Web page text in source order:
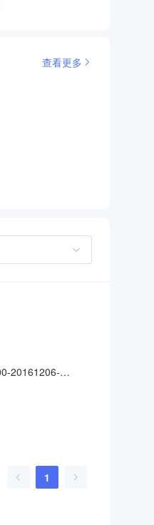
查看更多
20161206-
1